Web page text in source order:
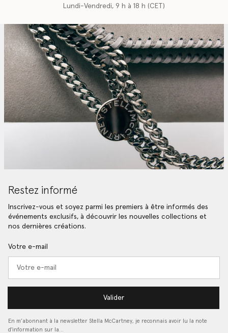
Lundi-Vendredi, 9 h à 18 h (CET)
Restez informé
Inscrivez-vous et soyez parmi les premiers à être informés des
événements exclusifs, à découvrir les nouvelles collections et
nos dernières créations.
Votre e-mail
Valider
En m’abonnant à la newsletter Stella McCartney, je reconnais avoir lu la note
d'information sur la…